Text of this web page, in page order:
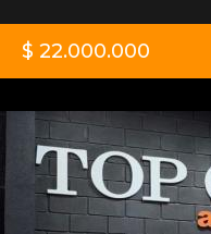
$ 22.000.000